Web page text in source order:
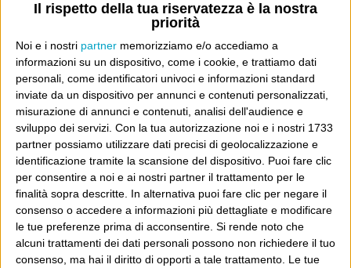
Il rispetto della tua riservatezza è la nostra
priorità
Noi e i nostri partner memorizziamo e/o accediamo a
informazioni su un dispositivo, come i cookie, e trattiamo dati
personali, come identificatori univoci e informazioni standard
inviate da un dispositivo per annunci e contenuti personalizzati,
misurazione di annunci e contenuti, analisi dell'audience e
sviluppo dei servizi. Con la tua autorizzazione noi e i nostri 1733
partner possiamo utilizzare dati precisi di geolocalizzazione e
identificazione tramite la scansione del dispositivo. Puoi fare clic
per consentire a noi e ai nostri partner il trattamento per le
finalità sopra descritte. In alternativa puoi fare clic per negare il
consenso o accedere a informazioni più dettagliate e modificare
le tue preferenze prima di acconsentire. Si rende noto che
alcuni trattamenti dei dati personali possono non richiedere il tuo
consenso, ma hai il diritto di opporti a tale trattamento. Le tue
POST PRECEDENTE
Momofuku
POST SUCCESSIVO
Colori
E per i regali di Natale